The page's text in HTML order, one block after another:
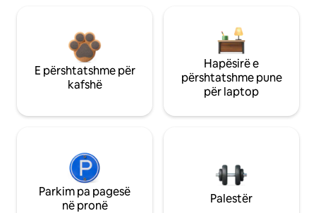
E përshtatshme për
kafshë
Hapësirë e
përshtatshme pune
për laptop
Parkim pa pagesë
në pronë
Palestër